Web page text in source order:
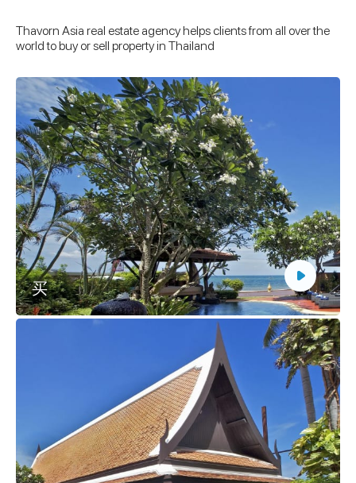
Thavorn Asia real estate agency helps clients from all over the
world to buy or sell property in Thailand
买
Buy an apartment in Thailand with full support and
a safe method of settlement.
更多细节